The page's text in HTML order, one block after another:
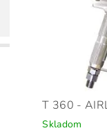
T 360 -
Skladom